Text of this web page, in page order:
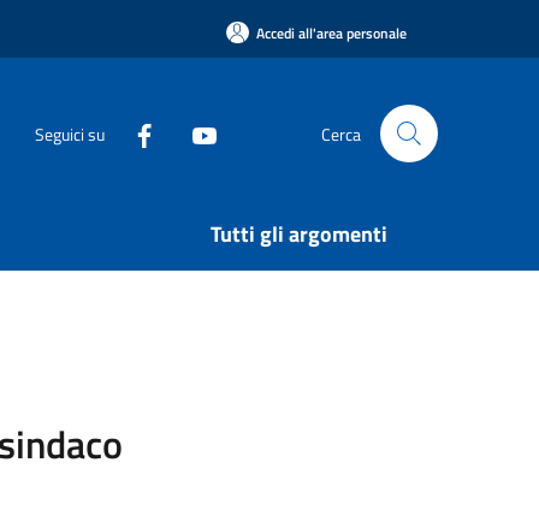
Accedi all'area personale
Seguici su Cerca
Tutti gli argomenti